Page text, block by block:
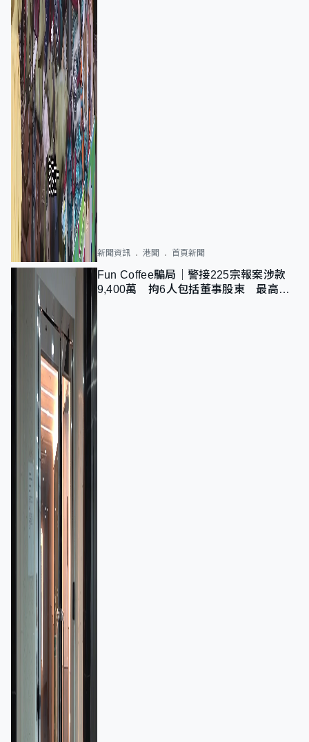
新聞資訊 港聞 首頁新聞
Fun Coffee騙局｜警接225宗報案涉款
9,400萬 拘6人包括董事股東 最高金